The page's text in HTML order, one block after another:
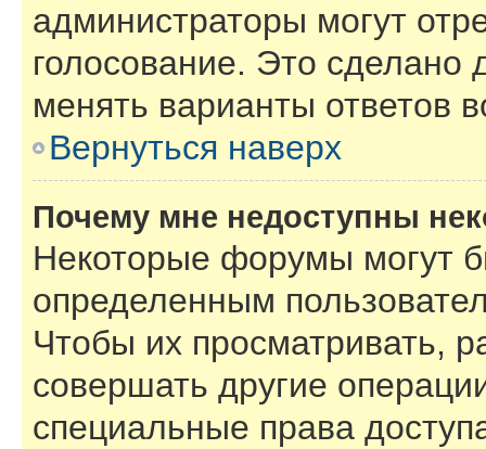
администраторы могут
голосование. Это сделано
менять варианты ответов
Вернуться наверх
Почему мне недоступны
Некоторые форумы могут
определенным
Чтобы их просматривать,
совершать другие
специальные права